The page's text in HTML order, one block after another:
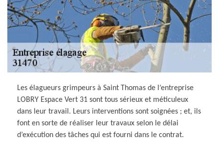
Les élagueurs grimpeurs à Saint Thomas de l’entreprise
LOBRY Espace Vert 31 sont tous sérieux et méticuleux
dans leur travail. Leurs interventions sont soignées ; et, ils
font en sorte de réaliser leur travaux selon le délai
d’exécution des tâches qui est fourni dans le contrat.